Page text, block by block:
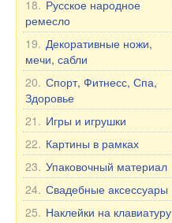
Чай и Травы
Масла
Здоровье
БАД
Прочее
Уход за полостью рта
Продукты питания
Чашки и кружки
Тарелки, пиалы и др.
Чайники и сахарницы
Чайные и столовые
сервизы на 6 персон
Матрёшка Россия
Матрёшка, другое
Матрёшка под бутылку
18. Русское народное
ремесло
Хохлома
Шкатулки и Картинки из
дерева
19. Декоративные ножи,
мечи, сабли
20. Спорт, Фитнесс, Спа,
Здоровье
21. Игры и игрушки
Игрушки
Неваляшки
Мягкие игрушки
Игры
22. Картины в рамках
23. Упаковочный материал
24. Свадебные аксессуары
25. Наклейки на клавиатуру